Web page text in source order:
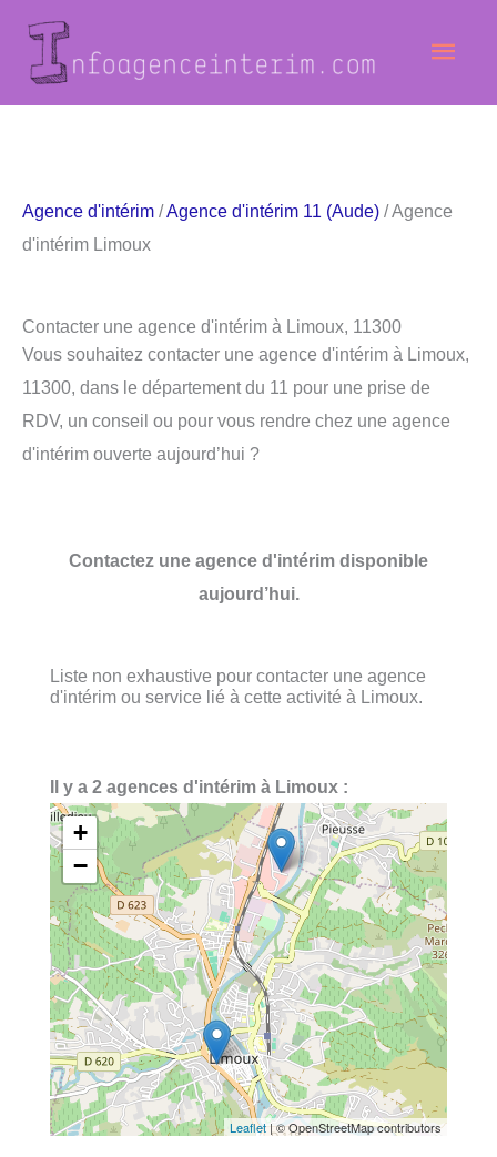
contenu
Agence d'intérim /Agence d'intérim 11 (Aude) / Agence
d'intérim Limoux
Contacter une agence d'intérim à Limoux, 11300
Vous souhaitez contacter une agence d'intérim à Limoux,
11300, dans le département du 11 pour une prise de
RDV, un conseil ou pour vous rendre chez une agence
d'intérim ouverte aujourd’hui ?
Contactez une agence d'intérim disponible
aujourd’hui.
Liste non exhaustive pour contacter une agence
d'intérim ou service lié à cette activité à Limoux.
Il y a 2 agences d'intérim à Limoux :
+
−
Leaflet| © OpenStreetMap contributors